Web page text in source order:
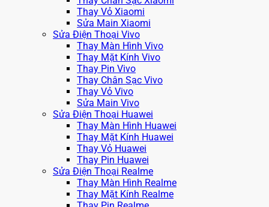
Thay Vỏ Xiaomi
Sửa Main Xiaomi
Sửa Điện Thoại Vivo
Thay Màn Hình Vivo
Thay Mặt Kính Vivo
Thay Pin Vivo
Thay Chân Sạc Vivo
Thay Vỏ Vivo
Sửa Main Vivo
Sửa Điện Thoại Huawei
Thay Màn Hình Huawei
Thay Mặt Kính Huawei
Thay Vỏ Huawei
Thay Pin Huawei
Sửa Điện Thoại Realme
Thay Màn Hình Realme
Thay Mặt Kính Realme